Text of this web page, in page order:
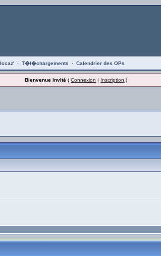
· T�l�chargements · Calendrier des OPs
Bienvenue invité (Connexion | Inscription )